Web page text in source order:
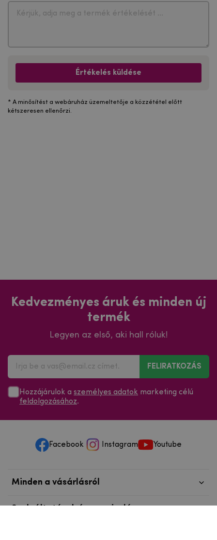
Értékelés küldése
* A minősítést a webáruház üzemeltetője a közzététel előtt
kétszeresen ellenőrzi.
Kedvezményes áruk és minden új
termék
Legyen az első, aki hall róluk!
FELIRATKOZÁS
Hozzájárulok a személyes adatok marketing célú
feldolgozásához.
Facebook Instagram Youtube
Minden a vásárlásról